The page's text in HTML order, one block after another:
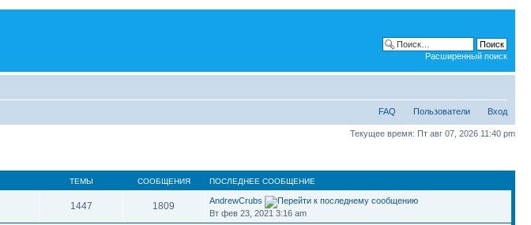
Расширенный поиск
FAQ Пользователи Вход
Текущее время: Пт авг 07, 2026 11:40 pm
ТЕМЫ СООБЩЕНИЯ ПОСЛЕДНЕЕ СООБЩЕНИЕ
1447 1809
AndrewCrubs
Вт фев 23, 2021 3:16 am